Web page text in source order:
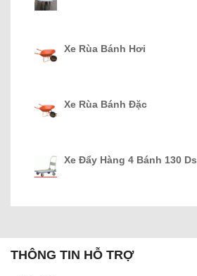
Xe Rùa Bánh Hơi
Xe Rùa Bánh Đặc
Xe Đẩy Hàng 4 Bánh 130 Ds
THÔNG TIN HỖ TRỢ